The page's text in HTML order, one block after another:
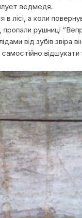
ведмедя.
лісі, а коли
рушниці
від зубів звіра